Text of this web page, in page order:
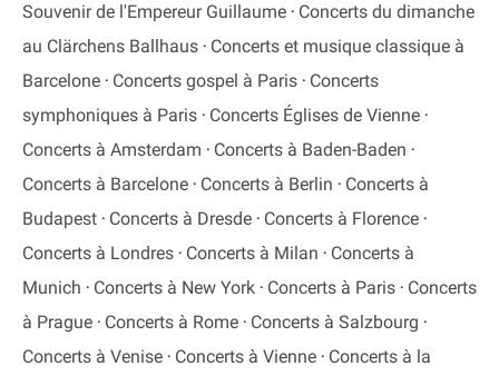
Souvenir de l'Empereur Guillaume
Concerts du dimanche
au Clärchens Ballhaus
Concerts et musique classique à
Barcelone
Concerts gospel à Paris
Concerts
symphoniques à Paris
Concerts Églises de Vienne
Concerts à Amsterdam
Concerts à Baden-Baden
Concerts à Barcelone
Concerts à Berlin
Concerts à
Budapest
Concerts à Dresde
Concerts à Florence
Concerts à Londres
Concerts à Milan
Concerts à
Munich
Concerts à New York Concerts à Paris
Concerts
à Prague
Concerts à Rome
Concerts à Salzbourg
Concerts à Venise
Concerts à Vienne
Concerts à la